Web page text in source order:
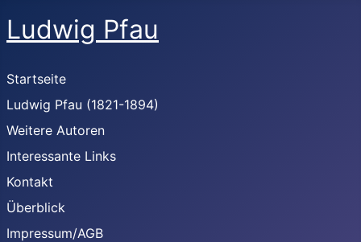
Ludwig Pfau
Startseite
Ludwig Pfau (1821-1894)
Weitere Autoren
Interessante Links
Kontakt
Überblick
Impressum/AGB